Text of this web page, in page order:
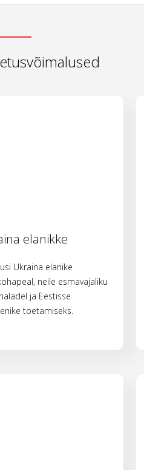
elanikke
Ukraina elanike
neile esmavajaliku
ja Eestisse
toetamiseks.